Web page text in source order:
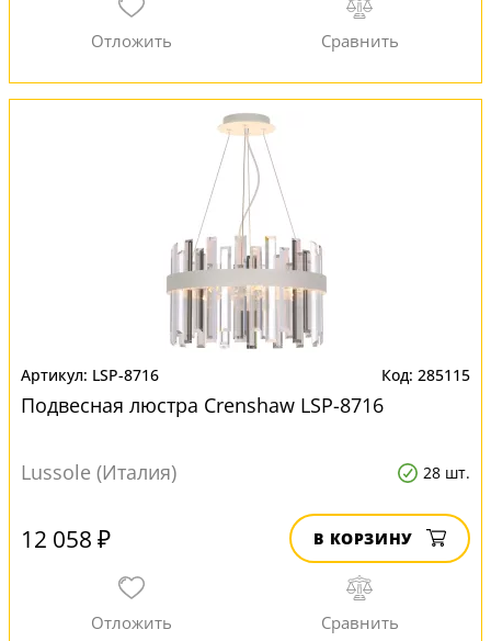
LSP-8716 285115
Подвесная люстра Crenshaw LSP-8716
Lussole (Италия) 28 шт.
12 058 ₽ В КОРЗИНУ